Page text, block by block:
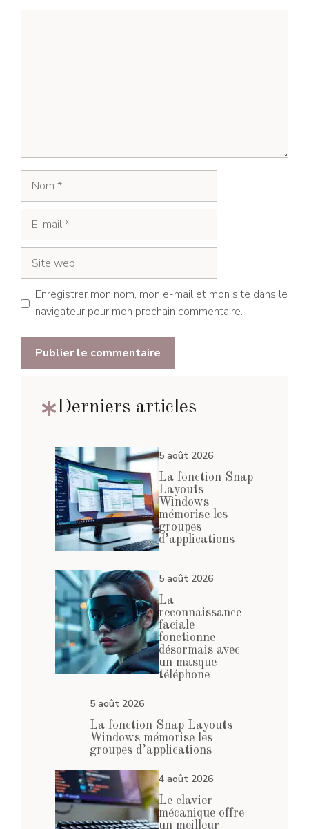
Enregistrer mon nom, mon e-mail et mon site dans le
navigateur pour mon prochain commentaire.
Derniers articles
5 août 2026
La fonction Snap
Layouts
Windows
mémorise les
groupes
d’applications
5 août 2026
La
reconnaissance
faciale
fonctionne
désormais avec
un masque
téléphone
5 août 2026
La fonction Snap Layouts
Windows mémorise les
groupes d’applications
4 août 2026
Le clavier
mécanique offre
un meilleur